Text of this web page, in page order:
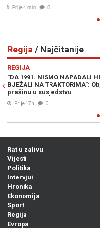
Prije 6 min
Regija / Najčitanije
BISMO
"NEKO ĆE ZAKUHATI
političar širi paniku i
našom zemljom
04. Avg. 2026
Rat u zalivu
Vijesti
Politika
Intervjui
Hronika
Ekonomija
Sport
Regija
Evropa